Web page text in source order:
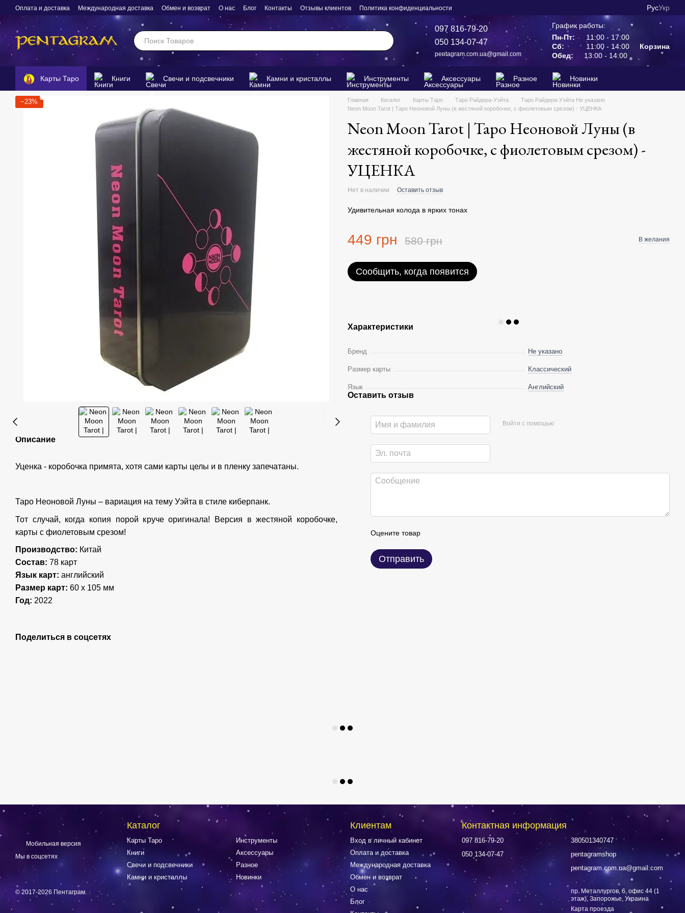
Перейти к основному контенту
Оплата и доставка Международная доставка Обмен и возврат О нас Блог Контакты Отзывы клиентов Политика конфиденциальности РусУкр
097 816-79-20
050 134-07-47
pentagram.com.ua@gmail.com
График работы:
Пн-Пт:
11:00 - 17:00
Сб:
11:00 - 14:00
Обед:
13:00 - 14:00
Корзина
Карты Таро Книги Свечи и подсвечники Камни и кристаллы Инструменты Аксессуары Разное Новинки
−23%
Описание
Уценка - коробочка примята, хотя сами карты целы и в пленку запечатаны.
Таро Неоновой Луны – вариация на тему Уэйта в стиле киберпанк.
Тот случай, когда копия порой круче оригинала! Версия в жестяной коробочке,
карты с фиолетовым срезом!
Производство: Китай
Состав: 78 карт
Язык карт: английский
Размер карт: 60 х 105 мм
Год: 2022
Поделиться в соцсетях
Главная Каталог Карты Таро Таро Райдера-Уэйта
Таро Райдера-Уэйта Не указано
Neon Moon Tarot | Таро Неоновой Луны (в жестяной коробочке, с фиолетовым срезом) - УЦЕНКА
Neon Moon Tarot | Таро Неоновой Луны (в
жестяной коробочке, с фиолетовым срезом) -
УЦЕНКА
Нет в наличии Оставить отзыв
Удивительная колода в ярких тонах
449 грн 580 грн В желания
Сообщить, когда появится
Характеристики
Бренд Не указано
Размер карты Классический
Язык Английский
Оставить отзыв
Войти с помощью
Оцените товар
Отправить
Мобильная версия
Мы в соцсетях
© 2017-2026 Пентаграм.
Каталог
Карты Таро
Книги
Свечи и подсвечники
Камни и кристаллы
Инструменты
Аксессуары
Разное
Новинки
Клиентам
Вход в личный кабинет
Оплата и доставка
Международная доставка
Обмен и возврат
О нас
Блог
Контактная информация
097 816-79-20
050 134-07-47
380501340747
pentagramshop
pentagram.com.ua@gmail.com
пр. Металлургов, 6, офис 44 (1
этаж), Запорожье, Украина
Карта проезда